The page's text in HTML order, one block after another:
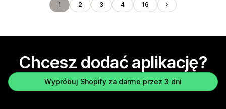
1 2 3 4 16
Chcesz dodać aplikację?
Wypróbuj Shopify za darmo przez 3 dni